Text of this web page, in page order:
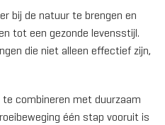
bij de natuur te brengen en
tot een gezonde levensstijl.
die niet alleen effectief zijn,
combineren met duurzaam
één stap vooruit is